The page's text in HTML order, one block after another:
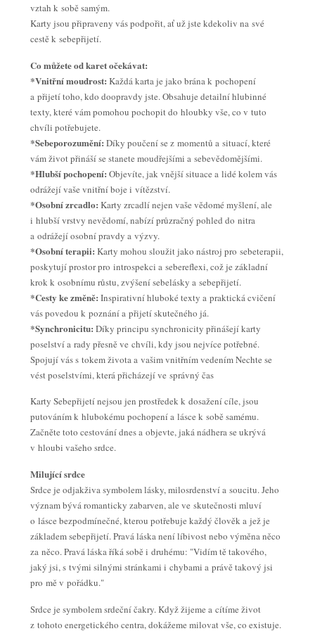
vztah k sobě samým.
Karty jsou připraveny vás podpořit, ať už jste kdekoliv na své
cestě k sebepřijetí.
Co můžete od karet očekávat:
*Vnitřní moudrost: Každá karta je jako brána k pochopení
a přijetí toho, kdo doopravdy jste. Obsahuje detailní hlubinné
texty, které vám pomohou pochopit do hloubky vše, co v tuto
chvíli potřebujete.
*Sebeporozumění: Díky poučení se z momentů a situací, které
vám život přináší se stanete moudřejšími a sebevědomějšími.
*Hlubší pochopení: Objevíte, jak vnější situace a lidé kolem vás
odrážejí vaše vnitřní boje i vítězství.
*Osobní zrcadlo: Karty zrcadlí nejen vaše vědomé myšlení, ale
i hlubší vrstvy nevědomí, nabízí průzračný pohled do nitra
a odrážejí osobní pravdy a výzvy.
*Osobní terapii: Karty mohou sloužit jako nástroj pro sebeterapii,
poskytují prostor pro introspekci a sebereflexi, což je základní
krok k osobnímu růstu, zvýšení sebelásky a sebepřijetí.
*Cesty ke změně: Inspirativní hluboké texty a praktická cvičení
vás povedou k poznání a přijetí skutečného já.
*Synchronicitu: Díky principu synchronicity přinášejí karty
poselství a rady přesně ve chvíli, kdy jsou nejvíce potřebné.
Spojují vás s tokem života a vašim vnitřním vedením Nechte se
vést poselstvími, která přicházejí ve správný čas
Karty Sebepřijetí nejsou jen prostředek k dosažení cíle, jsou
putováním k hlubokému pochopení a lásce k sobě samému.
Začněte toto cestování dnes a objevte, jaká nádhera se ukrývá
v hloubi vašeho srdce.
Milující srdce
Srdce je odjakživa symbolem lásky, milosrdenství a soucitu. Jeho
význam bývá romanticky zabarven, ale ve skutečnosti mluví
o lásce bezpodmínečné, kterou potřebuje každý člověk a jež je
základem sebepřijetí. Pravá láska není líbivost nebo výměna něco
za něco. Pravá láska říká sobě i druhému: "Vidím tě takového,
jaký jsi, s tvými silnými stránkami i chybami a právě takový jsi
pro mě v pořádku."
Srdce je symbolem srdeční čakry. Když žijeme a cítíme život
z tohoto energetického centra, dokážeme milovat vše, co existuje.